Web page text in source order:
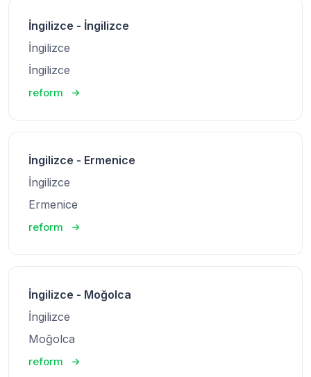
İngilizce - İngilizce
İngilizce
İngilizce
reform
İngilizce - Ermenice
İngilizce
Ermenice
reform
İngilizce - Moğolca
İngilizce
Moğolca
reform